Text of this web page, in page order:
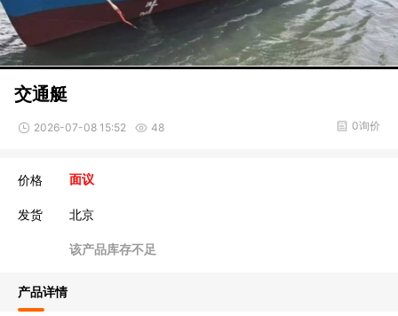
交通艇
2026-07-08 15:52 48 0询价
价格 面议
发货 北京
该产品库存不足
产品详情